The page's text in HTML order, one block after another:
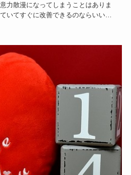
力散漫になってしまうことはありま
いてすぐに改善できるのならいいの